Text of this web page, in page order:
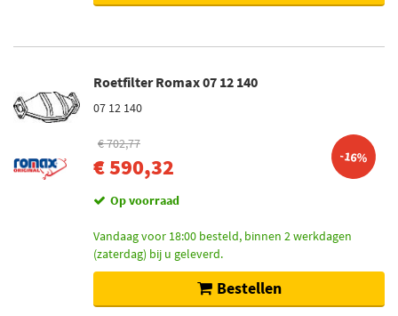
Roetfilter Romax 07 12 140
07 12 140
€ 702,77
€ 590,32 -16%
Op voorraad
Vandaag voor 18:00 besteld, binnen 2 werkdagen
(zaterdag) bij u geleverd.
Bestellen